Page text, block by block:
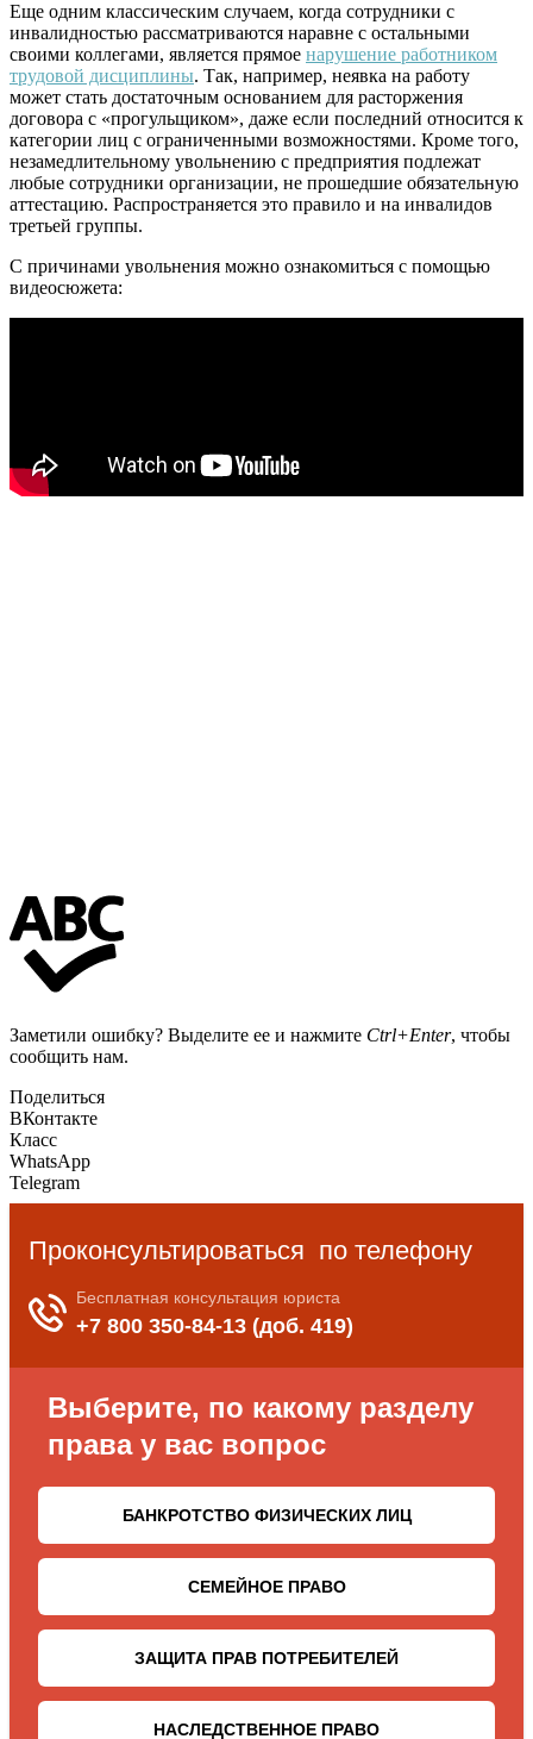
Еще одним классическим случаем, когда сотрудники с
инвалидностью рассматриваются наравне с остальными
своими коллегами, является прямое нарушение работником
трудовой дисциплины. Так, например, неявка на работу
может стать достаточным основанием для расторжения
договора с «прогульщиком», даже если последний относится к
категории лиц с ограниченными возможностями. Кроме того,
незамедлительному увольнению с предприятия подлежат
любые сотрудники организации, не прошедшие обязательную
аттестацию. Распространяется это правило и на инвалидов
третьей группы.
С причинами увольнения можно ознакомиться с помощью
видеосюжета:
Заметили ошибку? Выделите ее и нажмите Ctrl+Enter, чтобы
сообщить нам.
Поделиться
ВКонтакте
Класс
WhatsApp
Telegram